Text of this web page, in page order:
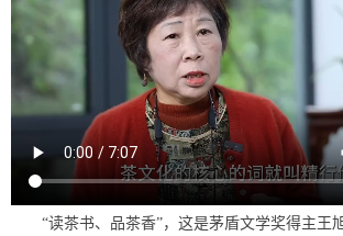
“读茶书、品茶香”，这是茅盾文学奖得主王